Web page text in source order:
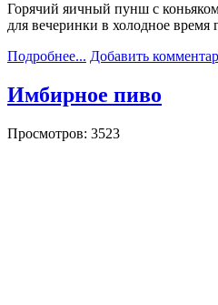
Горячий яичный пунш с
для вечеринки в холодное время
Подробнее... Добавить
Имбирное пиво
Просмотров: 3523